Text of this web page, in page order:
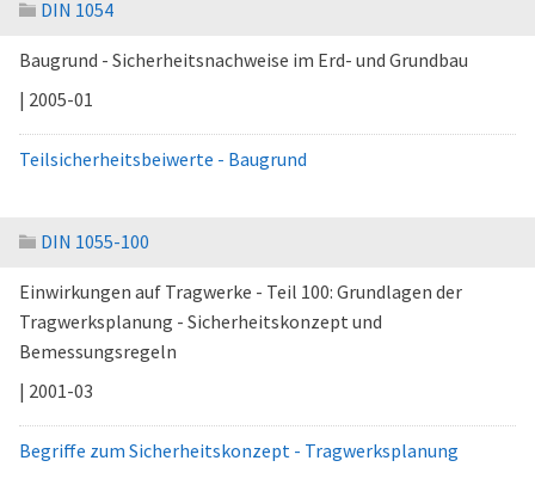
DIN 1054
Baugrund - Sicherheitsnachweise im Erd­- und Grundbau
| 2005-01
Teilsicherheitsbeiwerte - Baugrund
DIN 1055-100
Einwirkungen auf Tragwerke - Teil 100: Grundlagen der
Tragwerksplanung - Sicherheitskonzept und
Bemessungsregeln
| 2001-03
Begriffe zum Sicherheitskonzept - Tragwerksplanung